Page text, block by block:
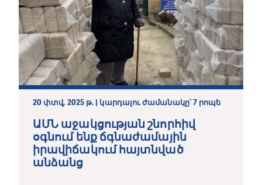
20 փտվ, 2025 թ. | կարդալու ժամանակը՝ 7 րոպե
ԱՄՆ աջակցության շնորհիվ
օգնում ենք ճգնաժամային
իրավիճակում հայտնված
անձանց